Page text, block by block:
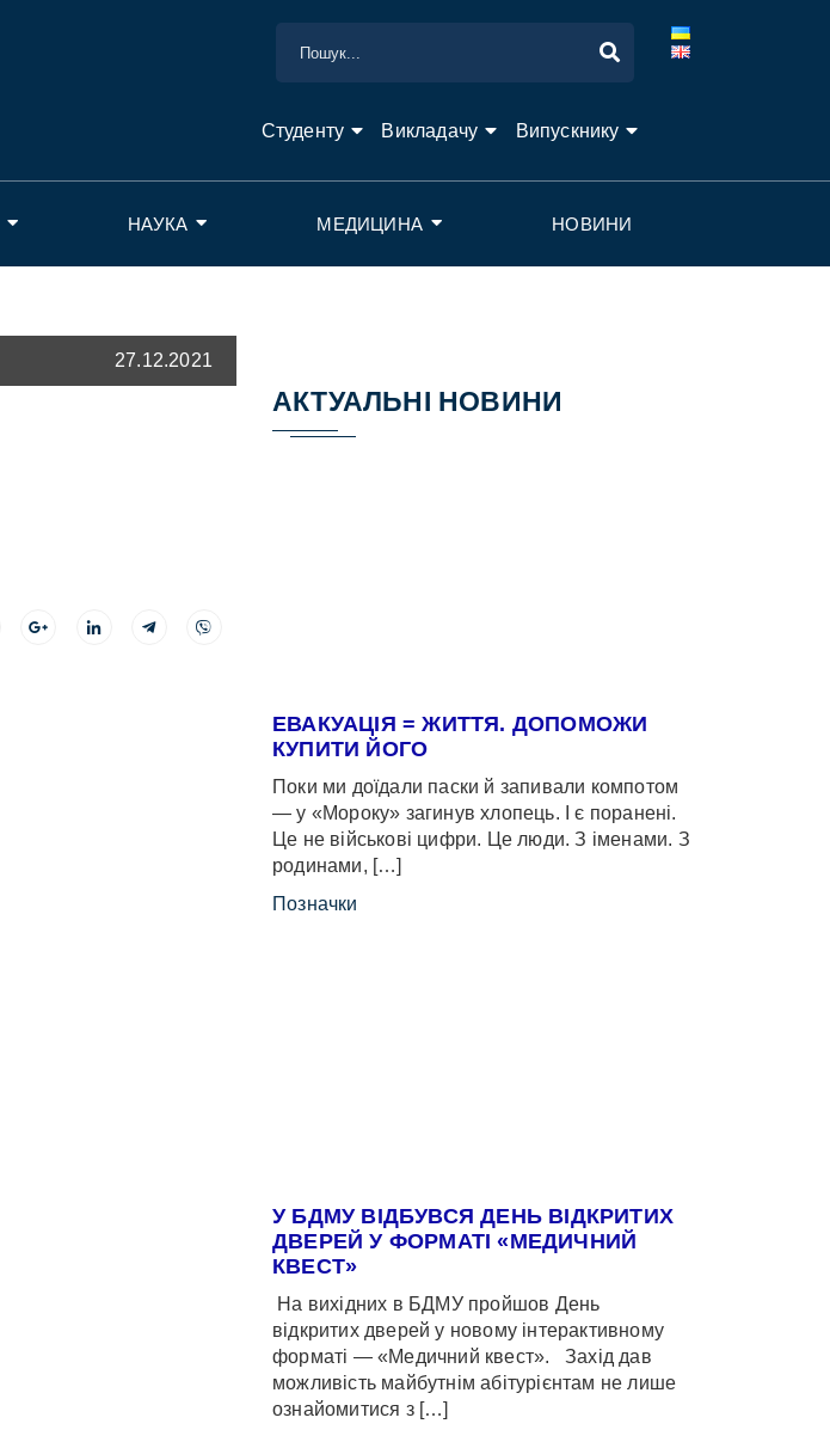
Студенту Викладачу Випускнику
НАУКА МЕДИЦИНА НОВИНИ
27.12.2021
АКТУАЛЬНІ НОВИНИ
ЕВАКУАЦІЯ = ЖИТТЯ. ДОПОМОЖИ
КУПИТИ ЙОГО
Поки ми доїдали паски й запивали компотом
— у «Мороку» загинув хлопець. І є поранені.
Це не військові цифри. Це люди. З іменами. З
родинами, […]
Позначки
У БДМУ ВІДБУВСЯ ДЕНЬ ВІДКРИТИХ
ДВЕРЕЙ У ФОРМАТІ «МЕДИЧНИЙ
КВЕСТ»
На вихідних в БДМУ пройшов День
відкритих дверей у новому інтерактивному
форматі — «Медичний квест». Захід дав
можливість майбутнім абітурієнтам не лише
ознайомитися з […]